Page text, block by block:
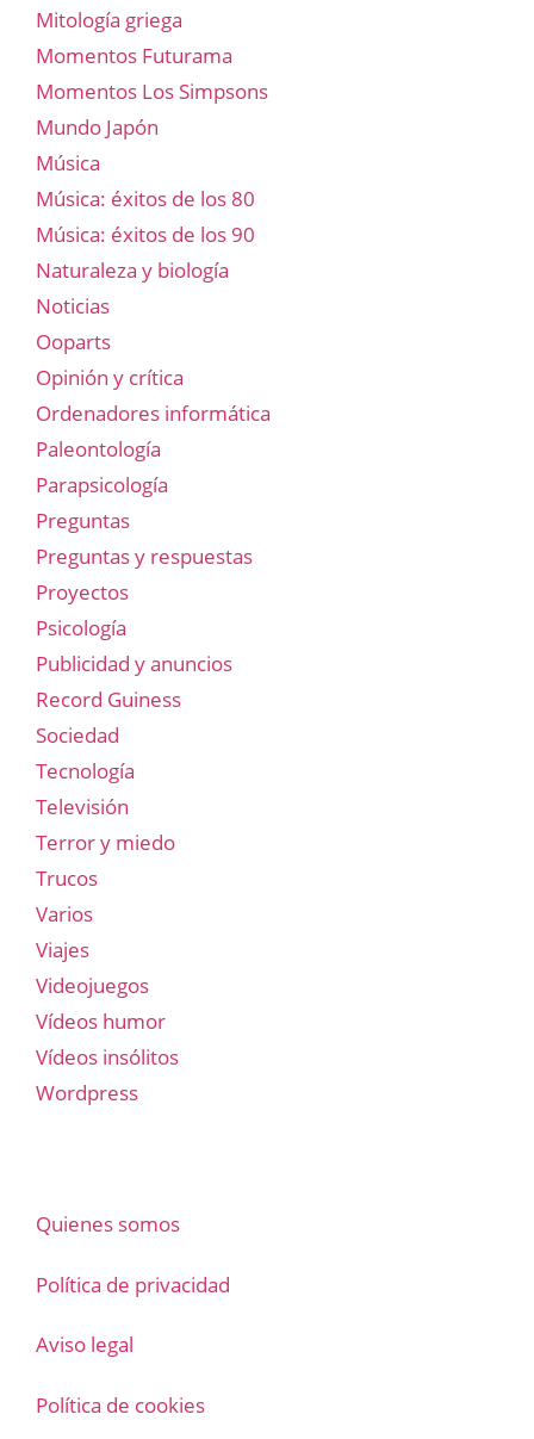
Mitología griega
Momentos Futurama
Momentos Los Simpsons
Mundo Japón
Música
Música: éxitos de los 80
Música: éxitos de los 90
Naturaleza y biología
Noticias
Ooparts
Opinión y crítica
Ordenadores informática
Paleontología
Parapsicología
Preguntas
Preguntas y respuestas
Proyectos
Psicología
Publicidad y anuncios
Record Guiness
Sociedad
Tecnología
Televisión
Terror y miedo
Trucos
Varios
Viajes
Videojuegos
Vídeos humor
Vídeos insólitos
Wordpress
Quienes somos
Política de privacidad
Aviso legal
Política de cookies